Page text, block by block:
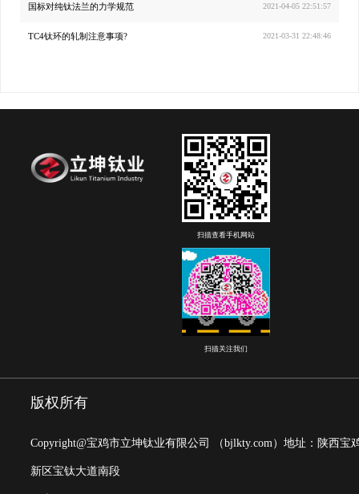
2021-04-05 22:51:57
国标对纯钛法兰的力学规范
2021-03-31 22:48:46
TC4钛环的轧制注意事项?
扫描查看手机网站
扫描关注我们
版权所有
Copyright@宝鸡市立坤钛业有限公司 （bjlkty.com） 地址：陕西宝
新区宝钛大道南段